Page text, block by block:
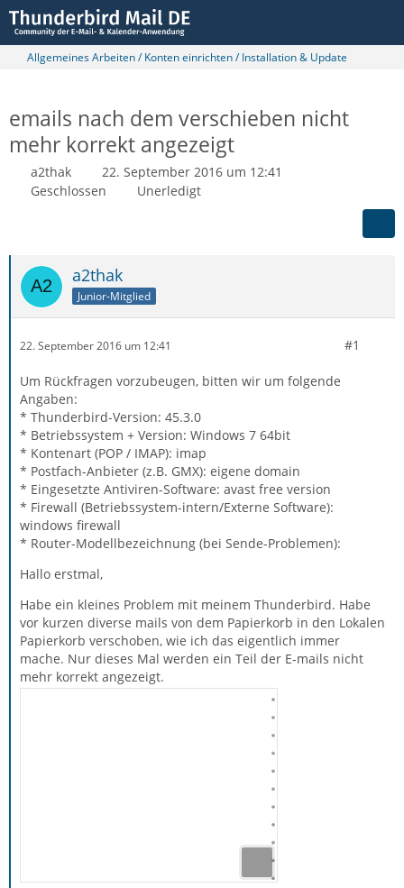
Allgemeines Arbeiten / Konten einrichten / Installation & Update
emails nach dem verschieben nicht
mehr korrekt angezeigt
a2thak
22. September 2016 um 12:41
Geschlossen
Unerledigt
a2thak
Junior-Mitglied
22. September 2016 um 12:41 #1
Um Rückfragen vorzubeugen, bitten wir um folgende
Angaben:
* Thunderbird-Version: 45.3.0
* Betriebssystem + Version: Windows 7 64bit
* Kontenart (POP / IMAP): imap
* Postfach-Anbieter (z.B. GMX): eigene domain
* Eingesetzte Antiviren-Software: avast free version
* Firewall (Betriebssystem-intern/Externe Software):
windows firewall
* Router-Modellbezeichnung (bei Sende-Problemen):
Hallo erstmal,
Habe ein kleines Problem mit meinem Thunderbird. Habe
vor kurzen diverse mails von dem Papierkorb in den Lokalen
Papierkorb verschoben, wie ich das eigentlich immer
mache. Nur dieses Mal werden ein Teil der E-mails nicht
mehr korrekt angezeigt.